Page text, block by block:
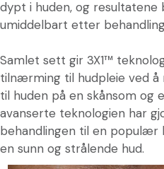
dypt i huden, og
umiddelbart etter
Samlet sett gir 3X1™
tilnærming til hudpleie ved
til huden på en skånsom og
avanserte teknologien har
behandlingen til en populær
en sunn og strålende hud.